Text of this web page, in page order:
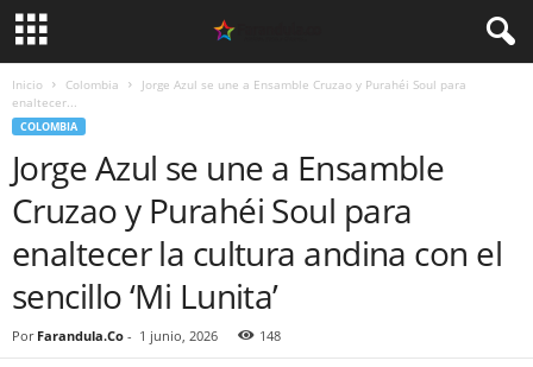
Inicio Colombia
Jorge Azul se une a Ensamble Cruzao y Purahéi Soul para
enaltecer...
COLOMBIA
Jorge Azul se une a Ensamble
Cruzao y Purahéi Soul para
enaltecer la cultura andina con el
sencillo ‘Mi Lunita’
Por Farandula.Co - 1 junio, 2026 148